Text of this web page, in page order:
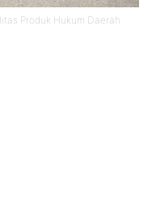
Produk Hukum Daerah